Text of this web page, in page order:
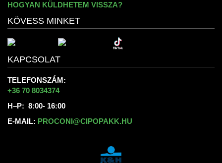
HOGYAN KÜLDHETEM VISSZA?
KÖVESS MINKET
KAPCSOLAT
TELEFONSZÁM:
+36 70 8034374
H–P: 8:00- 16:00
E-MAIL: PROCONI@CIPOPAKK.HU